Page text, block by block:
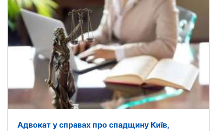
Адвокат у справах про спадщину Київ,